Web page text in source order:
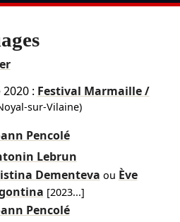
: Festival Marmaille /
sur-Vilaine)
Pencolé
Lebrun
Dementeva ou Ève
[2023...]
Pencolé